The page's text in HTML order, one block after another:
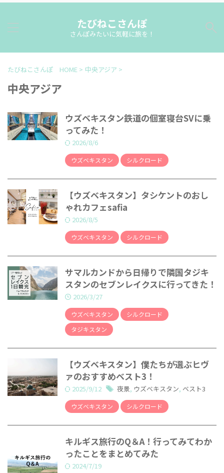
たびねこさんぽ
さんぽみたいに気軽に旅を！
たびねこさんぽ HOME > 中央アジア >
中央アジア
ウズベキスタン鉄道の個室寝台SVに乗
ってみた！
2026/8/6
ウズベキスタン シルクロード
【ウズベキスタン】タシケントのおし
ゃれカフェsafia
2026/8/5
ウズベキスタン シルクロード
サマルカンドから日帰りで隣国タジキ
スタンのセブンレイクスに行ってきた！
2026/3/27
ウズベキスタン
シルクロード
タジキスタン
【ウズベキスタン】僕たちが選ぶヒヴ
ァのおすすめベスト3！
2025/9/12 夜景, ウズベキスタン, ベスト3
ウズベキスタン シルクロード
キルギス旅行のQ＆A！行ってみてわか
ったことをまとめてみた
2024/7/19